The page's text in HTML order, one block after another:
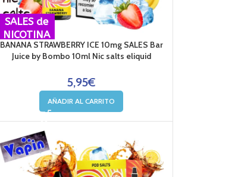
SALES de
NICOTINA
BANANA STRAWBERRY ICE 10mg SALES Bar
Juice by Bombo 10ml Nic salts eliquid
5,95€
AÑADIR AL CARRITO